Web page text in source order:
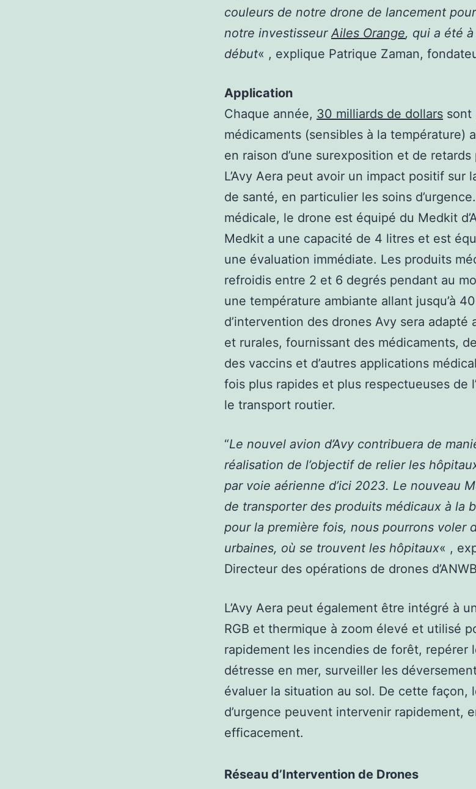
couleurs de notre drone de lancement
notre investisseurAiles Orange, qui a été
début« , explique Patrique Zaman,
Application
Chaque année, 30 milliards de dollars sont
médicaments (sensibles à la température)
en raison d’une surexposition et de
L’Avy Aera peut avoir un impact positif sur
de santé, en particulier les soins
médicale, le drone est équipé du Medkit
Medkit a une capacité de 4 litres et est
une évaluation immédiate. Les produits
refroidis entre 2 et 6 degrés pendant au
une température ambiante allant jusqu’à
d’intervention des drones Avy sera adapté
et rurales, fournissant des médicaments,
des vaccins et d’autres applications
fois plus rapides et plus respectueuses de
le transport routier.
“Le nouvel avion d’Avy contribuera de
réalisation de l’objectif de relier les
par voie aérienne d’ici 2023. Le nouveau
de transporter des produits médicaux à la
pour la première fois, nous pourrons voler
urbaines, où se trouvent les hôpitaux« ,
Directeur des opérations de drones
L’Avy Aera peut également être intégré à
RGB et thermique à zoom élevé et utilisé
rapidement les incendies de forêt, repérer
détresse en mer, surveiller les
évaluer la situation au sol. De cette façon,
d’urgence peuvent intervenir rapidement,
efficacement.
Réseau d’Intervention de Drones